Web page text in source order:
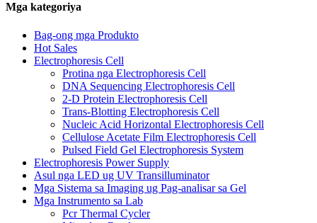
Mga kategoriya
Bag-ong mga Produkto
Hot Sales
Electrophoresis Cell
Protina nga Electrophoresis Cell
DNA Sequencing Electrophoresis Cell
2-D Protein Electrophoresis Cell
Trans-Blotting Electrophoresis Cell
Nucleic Acid Horizontal Electrophoresis Cell
Cellulose Acetate Film Electrophoresis Cell
Pulsed Field Gel Electrophoresis System
Electrophoresis Power Supply
Asul nga LED ug UV Transilluminator
Mga Sistema sa Imaging ug Pag-analisar sa Gel
Mga Instrumento sa Lab
Pcr Thermal Cycler